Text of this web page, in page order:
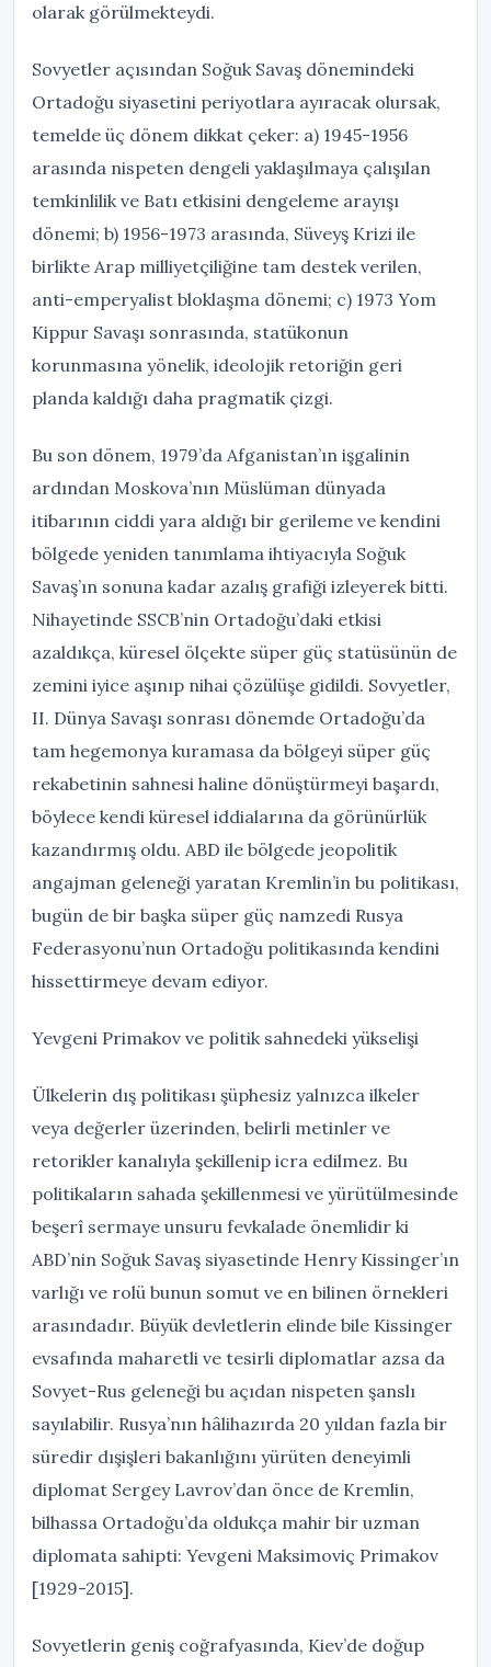
olarak görülmekteydi.
Sovyetler açısından Soğuk Savaş dönemindeki
Ortadoğu siyasetini periyotlara ayıracak olursak,
temelde üç dönem dikkat çeker: a) 1945-1956
arasında nispeten dengeli yaklaşılmaya çalışılan
temkinlilik ve Batı etkisini dengeleme arayışı
dönemi; b) 1956-1973 arasında, Süveyş Krizi ile
birlikte Arap milliyetçiliğine tam destek verilen,
anti-emperyalist bloklaşma dönemi; c) 1973 Yom
Kippur Savaşı sonrasında, statükonun
korunmasına yönelik, ideolojik retoriğin geri
planda kaldığı daha pragmatik çizgi.
Bu son dönem, 1979’da Afganistan’ın işgalinin
ardından Moskova’nın Müslüman dünyada
itibarının ciddi yara aldığı bir gerileme ve kendini
bölgede yeniden tanımlama ihtiyacıyla Soğuk
Savaş’ın sonuna kadar azalış grafiği izleyerek bitti.
Nihayetinde SSCB’nin Ortadoğu’daki etkisi
azaldıkça, küresel ölçekte süper güç statüsünün de
zemini iyice aşınıp nihai çözülüşe gidildi. Sovyetler,
II. Dünya Savaşı sonrası dönemde Ortadoğu’da
tam hegemonya kuramasa da bölgeyi süper güç
rekabetinin sahnesi haline dönüştürmeyi başardı,
böylece kendi küresel iddialarına da görünürlük
kazandırmış oldu. ABD ile bölgede jeopolitik
angajman geleneği yaratan Kremlin’in bu politikası,
bugün de bir başka süper güç namzedi Rusya
Federasyonu’nun Ortadoğu politikasında kendini
hissettirmeye devam ediyor.
Yevgeni Primakov ve politik sahnedeki yükselişi
Ülkelerin dış politikası şüphesiz yalnızca ilkeler
veya değerler üzerinden, belirli metinler ve
retorikler kanalıyla şekillenip icra edilmez. Bu
politikaların sahada şekillenmesi ve yürütülmesinde
beşerî sermaye unsuru fevkalade önemlidir ki
ABD’nin Soğuk Savaş siyasetinde Henry Kissinger’ın
varlığı ve rolü bunun somut ve en bilinen örnekleri
arasındadır. Büyük devletlerin elinde bile Kissinger
evsafında maharetli ve tesirli diplomatlar azsa da
Sovyet-Rus geleneği bu açıdan nispeten şanslı
sayılabilir. Rusya’nın hâlihazırda 20 yıldan fazla bir
süredir dışişleri bakanlığını yürüten deneyimli
diplomat Sergey Lavrov’dan önce de Kremlin,
bilhassa Ortadoğu’da oldukça mahir bir uzman
diplomata sahipti: Yevgeni Maksimoviç Primakov
[1929-2015].
Sovyetlerin geniş coğrafyasında, Kiev’de doğup